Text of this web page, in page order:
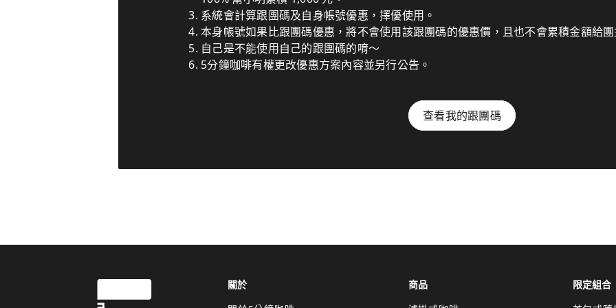
系統會計算跟團碼及自身帳號優惠，擇優使用。
本身帳號如果比跟團碼優惠，將不會使用該跟團碼的優惠價，且也不會累積金額給團
自己是不能使用自己的跟團碼的唷～
5分鐘咖啡有權更改優惠方案內容並另行公告。
查看我的跟團碼
關於
商品
限定組合